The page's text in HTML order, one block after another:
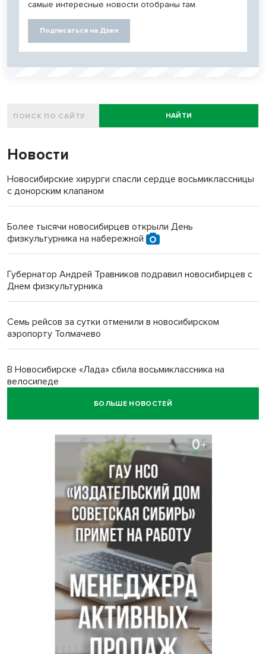
самые интересные новости отобраны там.
Подписаться на Дзен
НАЙТИ
Новости
Новосибирские хирурги спасли сердце восьмиклассницы
с донорским клапаном
Более тысячи новосибирцев открыли День
физкультурника на набережной
Губернатор Андрей Травников подравил новосибирцев с
Днем физкультурника
Семь рейсов за сутки отменили в новосибирском
аэропорту Толмачево
В Новосибирске «Лада» сбила восьмиклассника на
велосипеде
Новосибирцам назвали точное количество выходных
Годовалый ребёнок оказался заперт в автомобиле в
Всем миром: жители новосибирской деревни помогли
найти пропавшего мальчика
Новосибирцам объяснили новые правила сверхурочной
БОЛЬШЕ НОВОСТЕЙ